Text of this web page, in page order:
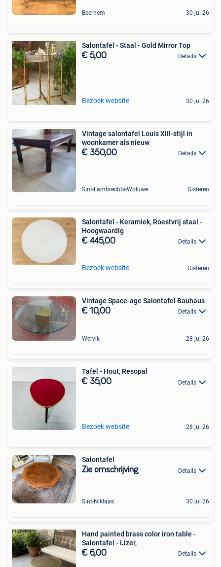
Beernem 30 jul 26
Salontafel - Staal - Gold Mirror Top
€ 5,00 Details
Bezoek website 30 jul 26
Vintage salontafel Louis XIII-stijl in
woonkamer als nieuw
€ 350,00 Details
Sint-Lambrechts-Woluwe Gisteren
Salontafel - Keramiek, Roestvrij staal -
Hoogwaardig
€ 445,00 Details
Bezoek website Gisteren
Vintage Space-age Salontafel Bauhaus
€ 10,00 Details
Wervik 28 jul 26
Tafel - Hout, Resopal
€ 35,00 Details
Bezoek website 28 jul 26
Salontafel
Zie omschrijving Details
Sint-Niklaas 30 jul 26
Hand painted brass color iron table -
Salontafel - IJzer,
€ 6,00 Details